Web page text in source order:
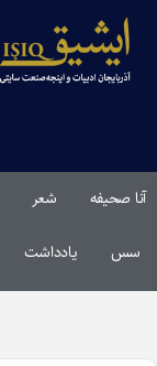
آنا صحیفه شعر
سس یادداشت